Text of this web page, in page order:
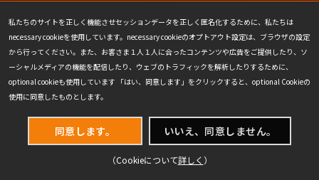
私たちのサイトを正しく機能させセッションデータを正しく匿名化するために、私たちは
necessary cookieを使用しています。necessary cookieのオプトアウト設定は、ブラウザの設定
から行ってください。また、お客さま１人１人に合ったコンテンツや広告をご提供したり、ソ
ーシャルメディアの機能を配信したり、ウェブのトラフィックを解析したりするために、
optional cookieも使用しています 「はい、同意します」をクリックすると、optional Cookieの
使用に同意したものとします。
同意します。 いいえ、同意しません。
（Cookieについて詳しく ）
ファンコンテンツ・ポリシー
個人情報の販売や共有を許可し
ない
COOKIE
プレスリリース
会社情報
お問い合わせ